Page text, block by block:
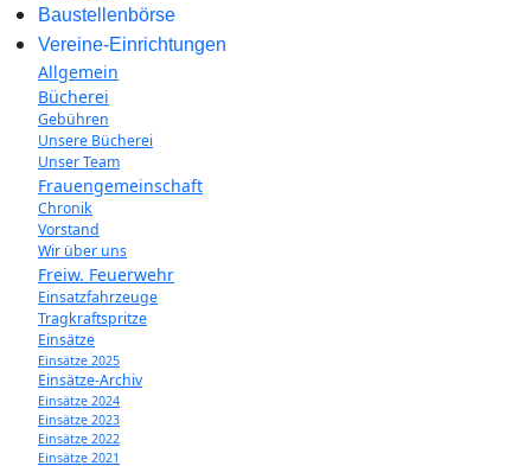
Baustellenbörse
Vereine-Einrichtungen
Allgemein
Bücherei
Gebühren
Unsere Bücherei
Unser Team
Frauengemeinschaft
Chronik
Vorstand
Wir über uns
Freiw. Feuerwehr
Einsatzfahrzeuge
Tragkraftspritze
Einsätze
Einsätze 2025
Einsätze-Archiv
Einsätze 2024
Einsätze 2023
Einsätze 2022
Einsätze 2021